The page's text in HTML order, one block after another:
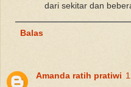
dari sekitar dan
Balas
Amanda ratih pratiwi